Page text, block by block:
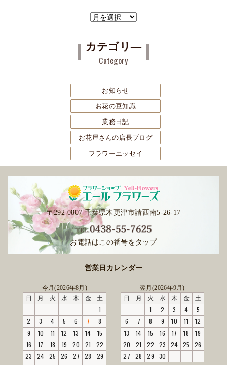
ア
イ
カテゴリ―
Category
お知らせ
お花の豆知識
業務日記
お花屋さんの店長ブログ
フラワーエッセイ
〒292-0807 千葉県木更津市請西南5-26-17
お電話はこの番号をタップ
営業日カレンダー
今月(2026年8月)
日
月 火 水 木 金 土
1
2
3 4 5 6 7
8
9
10 11 12 13 14
15
16
17 18 19 20 21
22
23
24 25 26 27 28
29
翌月(2026年9月)
日
月 火 水 木 金 土
1 2 3 4
5
6
7 8 9 10 11
12
13
14 15 16 17 18
19
20
21 22 23 24 25
26
27
28 29 30